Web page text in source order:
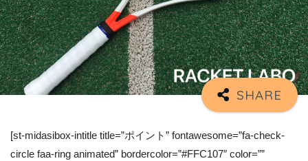
[st-midasibox-intitle title=”ポイント” fontawesome=”fa-check-
circle faa-ring animated” bordercolor=”#FFC107″ color=””